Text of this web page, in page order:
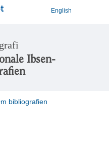
English
Ibsen-
bibliografien